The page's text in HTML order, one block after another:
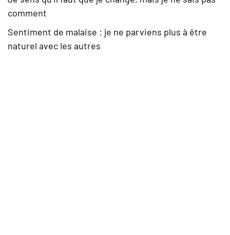
comment
Sentiment de malaise : je ne parviens plus à être
naturel avec les autres